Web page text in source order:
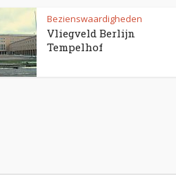
Bezienswaardigheden
Vliegveld Berlijn
Tempelhof